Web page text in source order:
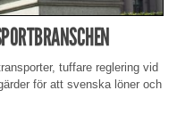
tuffare reglering vid
för att svenska löner och